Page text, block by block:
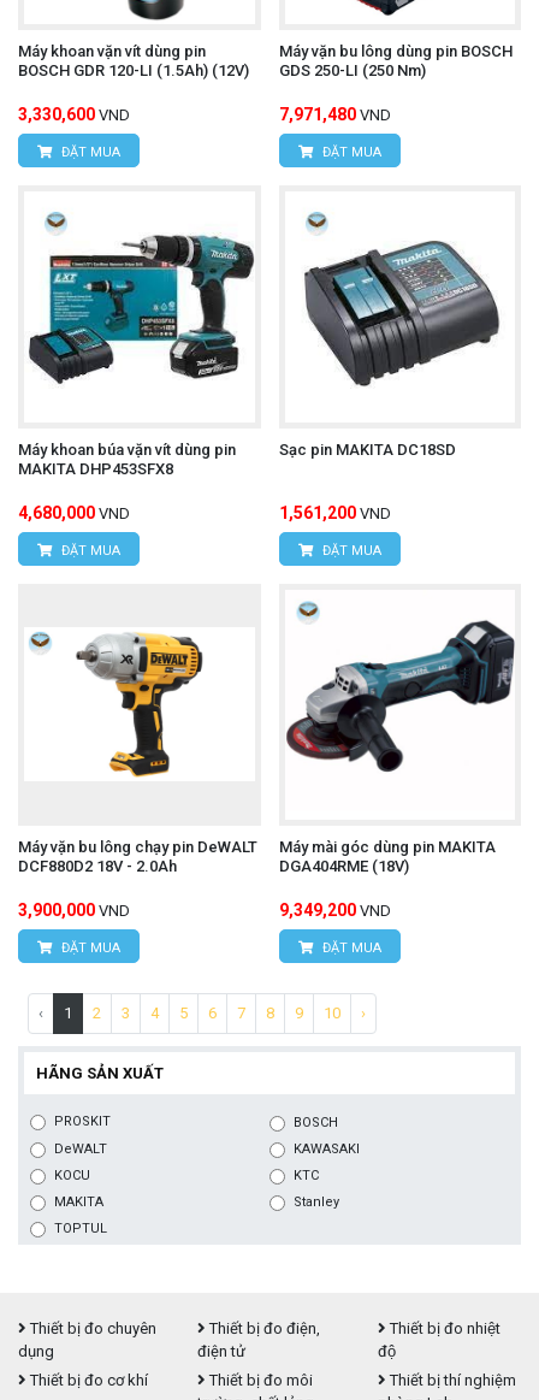
Máy khoan vặn vít dùng pin
BOSCH GDR 120-LI (1.5Ah) (12V)
3,330,600 VND
ĐẶT MUA
Máy vặn bu lông dùng pin BOSCH
GDS 250-LI (250 Nm)
7,971,480 VND
ĐẶT MUA
Máy khoan búa vặn vít dùng pin
MAKITA DHP453SFX8
4,680,000 VND
ĐẶT MUA
Sạc pin MAKITA DC18SD
1,561,200 VND
ĐẶT MUA
Máy vặn bu lông chạy pin DeWALT
DCF880D2 18V - 2.0Ah
3,900,000 VND
ĐẶT MUA
Máy mài góc dùng pin MAKITA
DGA404RME (18V)
9,349,200 VND
ĐẶT MUA
‹ 1 2 3 4 5 6 7 8 9 10 ›
HÃNG SẢN XUẤT
PROSKIT
BOSCH
DeWALT
KAWASAKI
KOCU
KTC
MAKITA
Stanley
TOPTUL
Thiết bị đo chuyên
dụng
Thiết bị đo điện,
điện tử
Thiết bị đo nhiệt
độ
Thiết bị đo cơ khí
Thiết bị đo môi
Thiết bị thí nghiệm